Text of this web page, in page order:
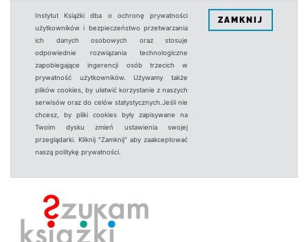
Instytut Książki dba o ochronę prywatności
użytkowników i bezpieczeństwo przetwarzania
ich danych osobowych oraz stosuje
odpowiednie rozwiązania technologiczne
zapobiegające ingerencji osób trzecich w
prywatność użytkowników. Używamy także
plików cookies, by ułatwić korzystanie z naszych
serwisów oraz do celów statystycznych.Jeśli nie
chcesz, by pliki cookies były zapisywane na
Twoim dysku zmień ustawienia swojej
przeglądarki. Kliknij "Zamknij" aby zaakceptować
naszą politykę prywatności.
ZAMKNIJ